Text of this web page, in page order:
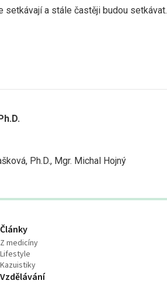
a stále častěji budou setkávat.
Ph.D., Mgr. Michal Hojný
Články
Z medicíny
Lifestyle
Kazuistiky
Vzdělávání